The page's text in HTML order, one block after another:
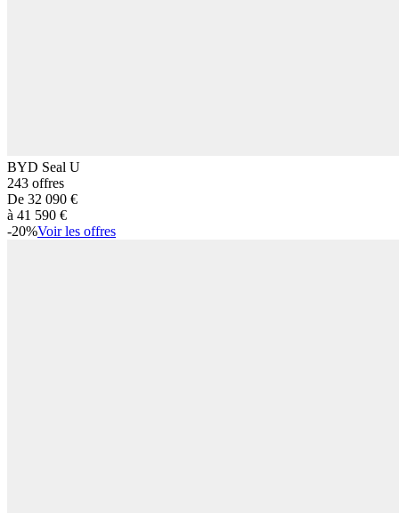
BYD Seal U
243 offres
De 32 090 €
à 41 590 €
-20%Voir les offres